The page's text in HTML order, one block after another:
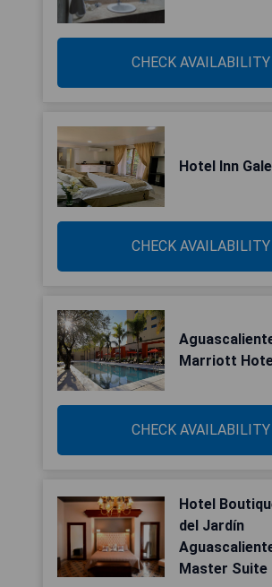
CHECK AVAILABILITY
Hotel Inn
CHECK AVAILABILITY
Marriott
CHECK AVAILABILITY
Hotel
del Jardín
Master Suite